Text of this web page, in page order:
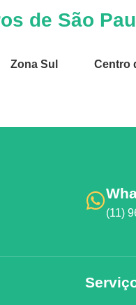
de São
Zona Sul Centro
(11)